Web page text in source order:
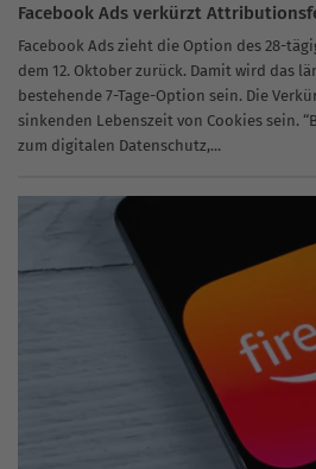
Facebook Ads verkürzt
Facebook Ads zieht die Option des 28-
dem 12. Oktober zurück. Damit wird das
bestehende 7-Tage-Option sein. Die
sinkenden Lebenszeit von Cookies sein.
zum digitalen Datenschutz,...